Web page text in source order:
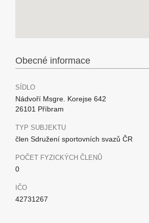
Obecné informace
SÍDLO
Nádvoří Msgre. Korejse 642
26101 Příbram
TYP SUBJEKTU
člen Sdružení sportovních svazů ČR
POČET FYZICKÝCH ČLENŮ
0
IČO
42731267